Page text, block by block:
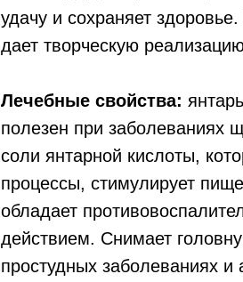
удачу и сохраняет
дает творческую
Лечебные свойства:
полезен при заболеваниях
соли янтарной кислоты,
процессы, стимулирует
обладает
действием. Снимает
простудных заболеваниях и